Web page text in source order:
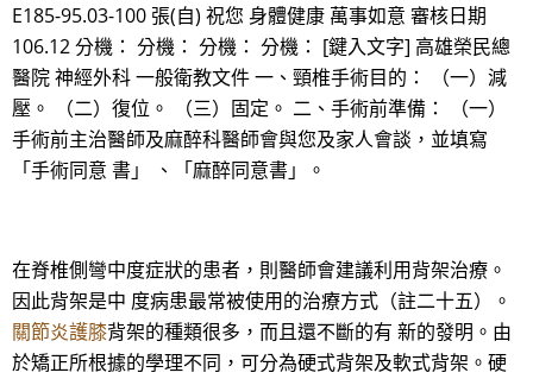
E185-95.03-100 張(自) 祝您 身體健康 萬事如意 審核日期
106.12 分機： 分機： 分機： 分機： [鍵入文字] 高雄榮民總
醫院 神經外科 一般衛教文件 一、頸椎手術目的： （一）減
壓。 （二）復位。 （三）固定。 二、手術前準備： （一）
手術前主治醫師及麻醉科醫師會與您及家人會談，並填寫
「手術同意 書」 、「麻醉同意書」。
在脊椎側彎中度症狀的患者，則醫師會建議利用背架治療。
因此背架是中 度病患最常被使用的治療方式（註二十五）。
關節炎護膝背架的種類很多，而且還不斷的有 新的發明。由
於矯正所根據的學理不同，可分為硬式背架及軟式背架。硬